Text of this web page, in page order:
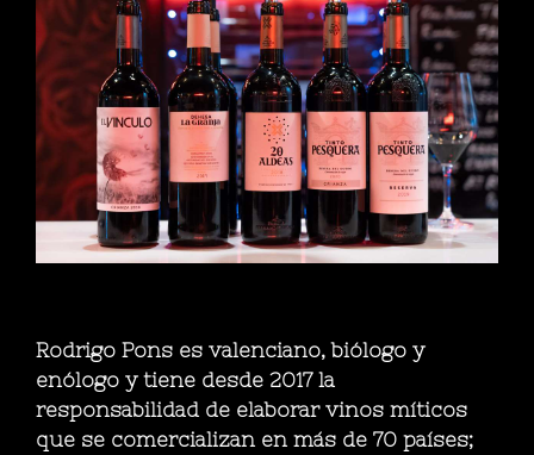
Rodrigo Pons es valenciano, biólogo y
enólogo y tiene desde 2017 la
responsabilidad de elaborar vinos míticos
que se comercializan en más de 70 países;